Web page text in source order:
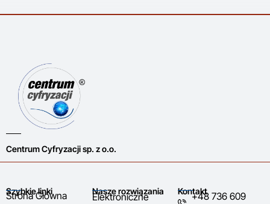
Centrum Cyfryzacji sp. z o.o.
Szybkie linki
Strona Główna
Nasze rozwiązania
Elektroniczne
Kontakt+48 736 609